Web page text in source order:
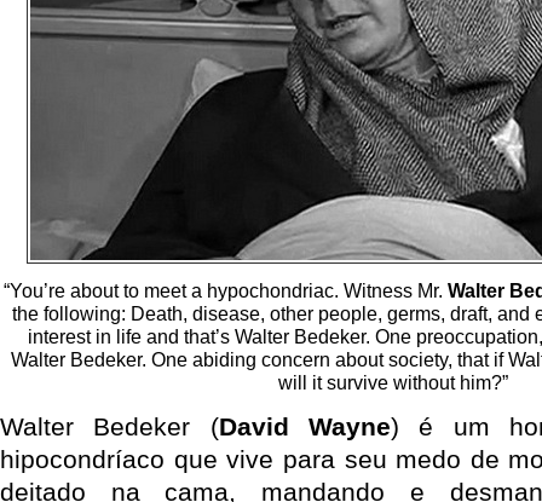
“You’re about to meet a hypochondriac. Witness Mr. Walter
the following: Death, disease, other people, germs, draft, and
interest in life and that’s Walter Bedeker. One
Walter Bedeker. One abiding concern about society, that if
will it survive without him?”
Walter Bedeker (David Wayne) é um
hipocondríaco que vive para seu medo de
deitado na cama, mandando e